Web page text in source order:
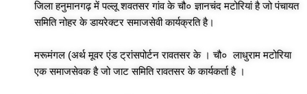
जिला हनुमानगढ़ में पल्लू शवतसर गांव के चौ० ज्ञानचंद मटोरियां है जो पंचायत
समिति नोहर के डायरेक्टर समाजसेवी कार्यक्रति है।
मरूमंगल (अर्थ मूवर एंड ट्रांसपोर्टन रावतसर के । चौ० लाधुराम मटोरिया
एक समाजसेवक है जो जाट समिति रावतसर के कार्यकर्ता है ।